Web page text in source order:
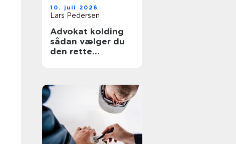
10. juli 2026
Lars Pedersen
Advokat kolding
sådan vælger du
den rette